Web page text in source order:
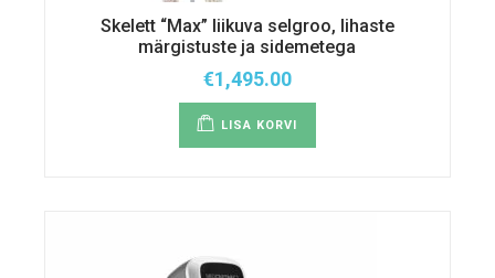
Skelett “Max” liikuva selgroo, lihaste
märgistuste ja sidemetega
€1,495.00
LISA KORVI